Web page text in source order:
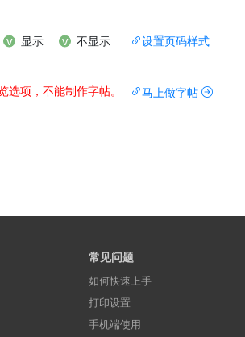
显示 不显示 设置页码样式
项，不能制作字帖。 马上做字帖
常见问题
如何快速上手
打印设置
手机端使用